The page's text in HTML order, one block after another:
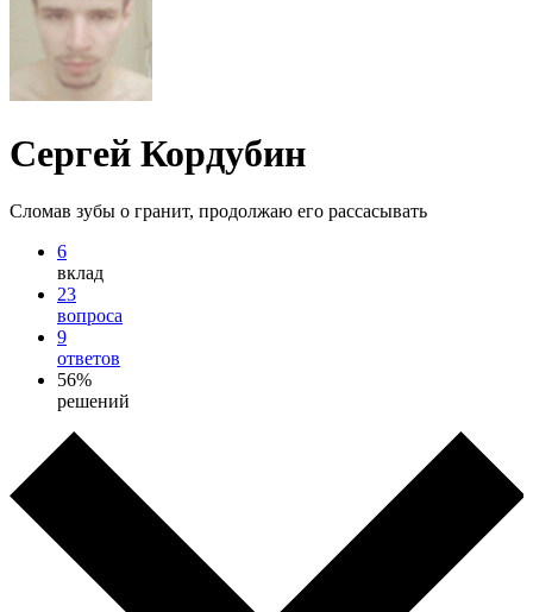
Сергей Кордубин
Сломав зубы о гранит, продолжаю его рассасывать
6
вклад
23
вопроса
9
ответов
56%
решений